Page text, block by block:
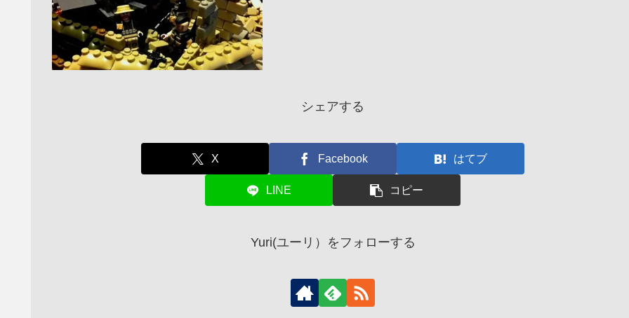
シェアする
X Facebook はてブ
LINE コピー
Yuri(ユーリ）をフォローする